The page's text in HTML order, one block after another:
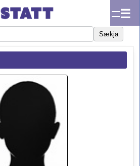
☰
Sækja